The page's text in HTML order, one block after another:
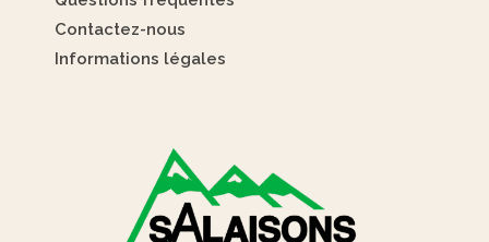
Contactez-nous
Informations légales